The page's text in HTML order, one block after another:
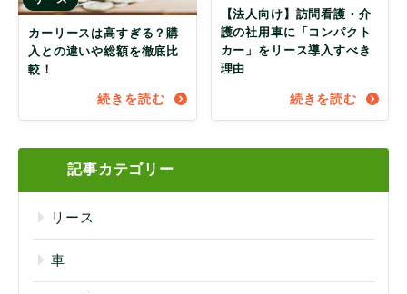
記事カテゴリー
リース
車
カーリースは高すぎる？購
入との違いや総額を徹底比
較！
続きを読む
【法人向け】訪問看護・介
護の社用車に「コンパクト
カー」をリース導入すべき
理由
続きを読む